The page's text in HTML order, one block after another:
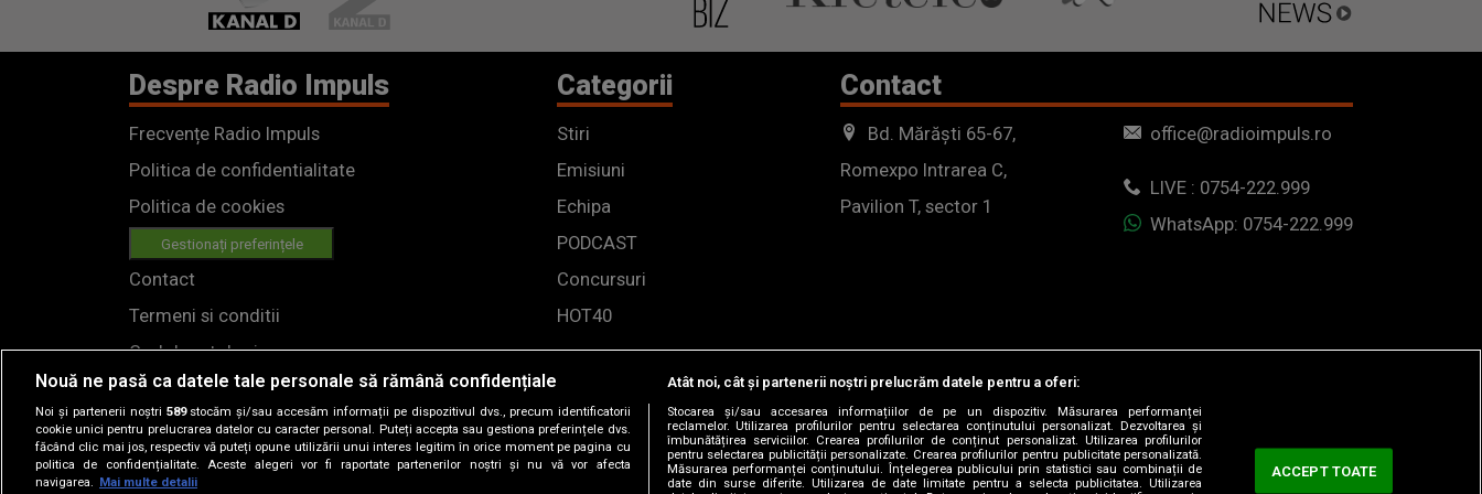
Despre Radio Impuls
Frecvențe Radio Impuls
Politica de confidentialitate
Politica de cookies
Gestionați preferințele
Contact
Termeni si conditii
Cod deontologic
Regulamente
Categorii
Stiri
Emisiuni
Echipa
PODCAST
Concursuri
HOT40
Contact
Bd. Mărăști 65-67,
Romexpo Intrarea C,
Pavilion T, sector 1
office@radioimpuls.ro
LIVE : 0754-222.999
WhatsApp: 0754-222.999
Nouă ne pasă ca datele tale personale să rămână confidențiale
Noi și partenerii noștri 589stocăm și/sau accesăm informații pe dispozitivul dvs., precum identificatorii
cookie unici pentru prelucrarea datelor cu caracter personal. Puteți accepta sau gestiona preferințele dvs.
făcând clic mai jos, respectiv vă puteți opune utilizării unui interes legitim în orice moment pe pagina cu
politica de confidențialitate. Aceste alegeri vor fi raportate partenerilor noștri și nu vă vor afecta
navigarea.
Mai multe detalii
Atât noi, cât și partenerii noștri prelucrăm datele pentru a oferi:
Stocarea și/sau accesarea informațiilor de pe un dispozitiv. Măsurarea performanței
reclamelor. Utilizarea profilurilor pentru selectarea conținutului personalizat. Dezvoltarea și
îmbunătățirea serviciilor. Crearea profilurilor de conținut personalizat. Utilizarea profilurilor
pentru selectarea publicității personalizate. Crearea profilurilor pentru publicitate personalizată.
Măsurarea performanței conținutului. Înțelegerea publicului prin statistici sau combinații de
date din surse diferite. Utilizarea de date limitate pentru a selecta publicitatea. Utilizarea
ACCEPT TOATE